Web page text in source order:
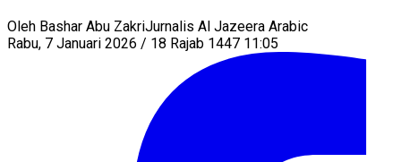
Oleh Bashar Abu ZakriJurnalis Al Jazeera Arabic
Rabu, 7 Januari 2026 / 18 Rajab 1447 11:05